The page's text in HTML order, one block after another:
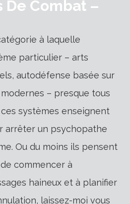
De Combat –
à laquelle
particulier – arts
autodéfense basée sur
– presque tous
systèmes enseignent
arrêter un psychopathe
Ou du moins ils pensent
commencer à
haineux et à planifier
laissez-moi vous